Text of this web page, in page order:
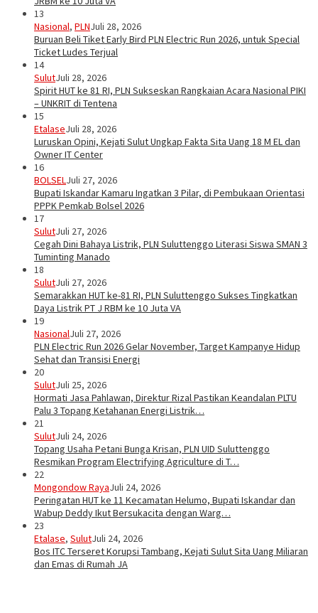
13
Nasional, PLNJuli 28, 2026
Buruan Beli Tiket Early Bird PLN Electric Run 2026, untuk Special
Ticket Ludes Terjual
14
SulutJuli 28, 2026
Spirit HUT ke 81 RI, PLN Sukseskan Rangkaian Acara Nasional PIKI
– UNKRIT di Tentena
15
EtalaseJuli 28, 2026
Luruskan Opini, Kejati Sulut Ungkap Fakta Sita Uang 18 M EL dan
Owner IT Center
16
BOLSELJuli 27, 2026
Bupati Iskandar Kamaru Ingatkan 3 Pilar, di Pembukaan Orientasi
PPPK Pemkab Bolsel 2026
17
SulutJuli 27, 2026
Cegah Dini Bahaya Listrik, PLN Suluttenggo Literasi Siswa SMAN 3
Tuminting Manado
18
SulutJuli 27, 2026
Semarakkan HUT ke-81 RI, PLN Suluttenggo Sukses Tingkatkan
Daya Listrik PT J RBM ke 10 Juta VA
19
NasionalJuli 27, 2026
PLN Electric Run 2026 Gelar November, Target Kampanye Hidup
Sehat dan Transisi Energi
20
SulutJuli 25, 2026
Hormati Jasa Pahlawan, Direktur Rizal Pastikan Keandalan PLTU
Palu 3 Topang Ketahanan Energi Listrik…
21
SulutJuli 24, 2026
Topang Usaha Petani Bunga Krisan, PLN UID Suluttenggo
Resmikan Program Electrifying Agriculture di T…
22
Mongondow RayaJuli 24, 2026
Peringatan HUT ke 11 Kecamatan Helumo, Bupati Iskandar dan
Wabup Deddy Ikut Bersukacita dengan Warg…
23
Etalase, SulutJuli 24, 2026
Bos ITC Terseret Korupsi Tambang, Kejati Sulut Sita Uang Miliaran
dan Emas di Rumah JA